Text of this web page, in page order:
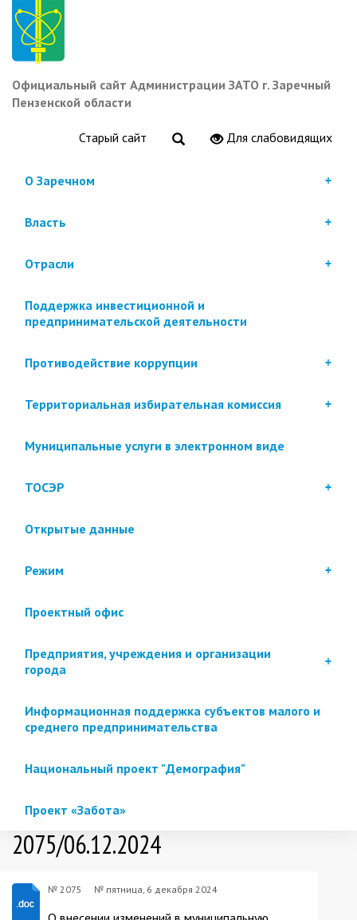
Перейти
основному
содержанию
Официальный сайт Администрации ЗАТО г. Заречный
Пензенской области
Старый сайт Для слабовидящих
О Заречном
Власть
Отрасли
Поддержка инвестиционной и
предпринимательской деятельности
Противодействие коррупции
Территориальная избирательная комиссия
Муниципальные услуги в электронном виде
ТОСЭР
Открытые данные
Режим
Проектный офис
Предприятия, учреждения и организации
города
Информационная поддержка субъектов малого и
среднего предпринимательства
Национальный проект "Демография"
Проект «Забота»
2075/06.12.2024
№ 2075 № пятница, 6 декабря 2024